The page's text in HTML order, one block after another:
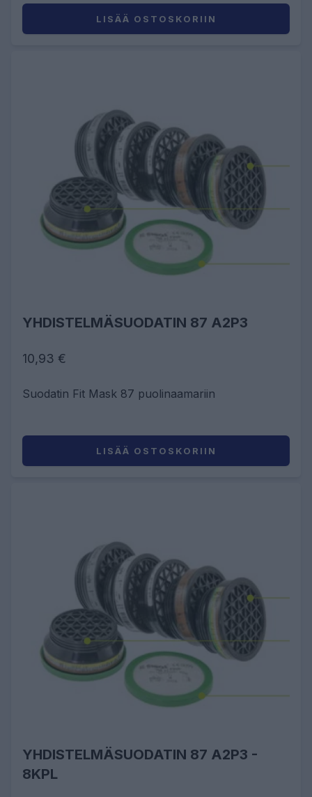
LISÄÄ OSTOSKORIIN
YHDISTELMÄSUODATIN 87 A2P3
10,93 €
Suodatin Fit Mask 87 puolinaamariin
LISÄÄ OSTOSKORIIN
YHDISTELMÄSUODATIN 87 A2P3 -
8KPL